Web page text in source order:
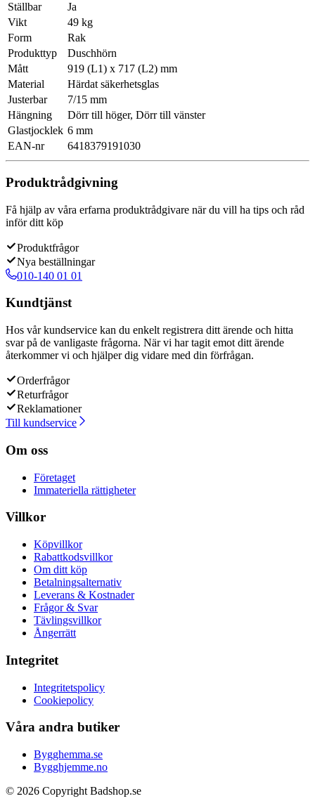
Ställbar
Ja
Vikt
49 kg
Form
Rak
Produkttyp
Duschhörn
Mått
919 (L1) x 717 (L2) mm
Material
Härdat säkerhetsglas
Justerbar
7/15 mm
Hängning
Dörr till höger, Dörr till vänster
Glastjocklek 6 mm
EAN-nr
6418379191030
Produktrådgivning
Få hjälp av våra erfarna produktrådgivare när du vill ha tips och råd
inför ditt köp
Produktfrågor
Nya beställningar
010-140 01 01
Kundtjänst
Hos vår kundservice kan du enkelt registrera ditt ärende och hitta
svar på de vanligaste frågorna. När vi har tagit emot ditt ärende
återkommer vi och hjälper dig vidare med din förfrågan.
Orderfrågor
Returfrågor
Reklamationer
Till kundservice
Om oss
Företaget
Immateriella rättigheter
Villkor
Köpvillkor
Rabattkodsvillkor
Om ditt köp
Betalningsalternativ
Leverans & Kostnader
Frågor & Svar
Tävlingsvillkor
Ångerrätt
Integritet
Integritetspolicy
Cookiepolicy
Våra andra butiker
Bygghemma.se
Bygghjemme.no
© 2026 Copyright Badshop.se